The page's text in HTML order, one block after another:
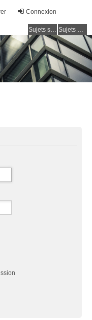
Connexion
Sujets sans réponse Sujets actifs